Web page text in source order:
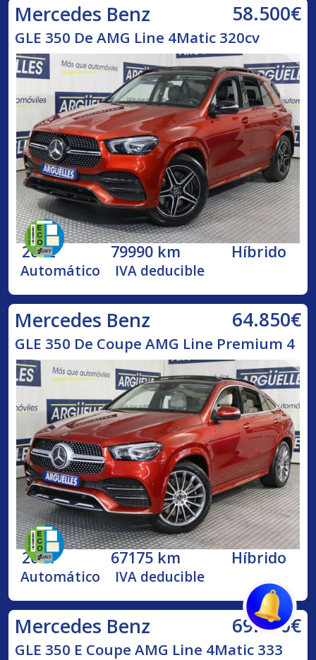
Mercedes Benz 58.500€
GLE 350 De AMG Line 4Matic 320cv
2022 79990 km Híbrido
Automático IVA deducible
Mercedes Benz 64.850€
GLE 350 De Coupe AMG Line Premium 4
2021 67175 km Híbrido
Automático IVA deducible
Mercedes Benz 69.890€
GLE 350 E Coupe AMG Line 4Matic 333